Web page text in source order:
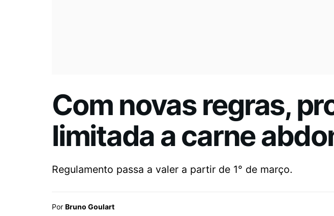
Com novas regras,
limitada a carne
Regulamento passa a valer a partir de 1° de março.
Por Bruno Goulart